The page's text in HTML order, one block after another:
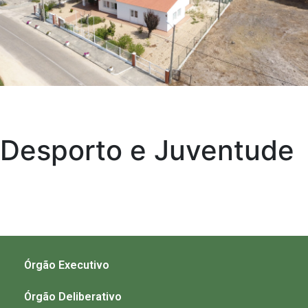
Desporto e Juventude
Órgão Executivo
Órgão Deliberativo